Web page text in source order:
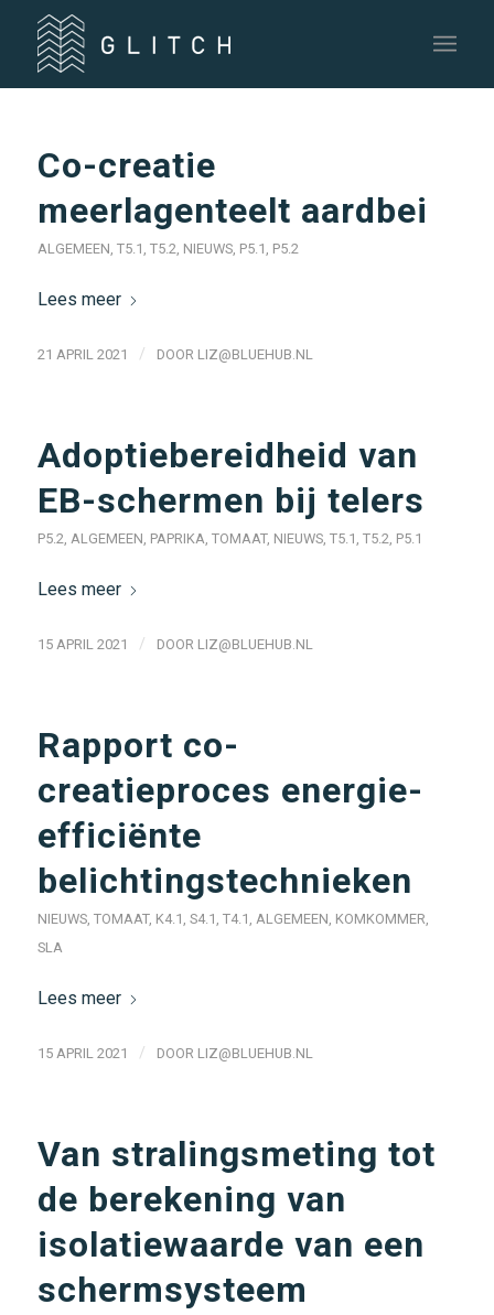
Co-creatie
meerlagenteelt aardbei
ALGEMEEN, T5.1 , T5.2, NIEUWS, P5.1 , P5.2
Lees meer
21 APRIL 2021 / DOOR LIZ@BLUEHUB.NL
Adoptiebereidheid van
EB-schermen bij telers
P5.2, ALGEMEEN, PAPRIKA, TOMAAT, NIEUWS, T5.1 , T5.2, P5.1
Lees meer
15 APRIL 2021 / DOOR LIZ@BLUEHUB.NL
Rapport co-
creatieproces energie-
efficiënte
belichtingstechnieken
NIEUWS, TOMAAT, K4.1 , S4.1 , T4.1 , ALGEMEEN, KOMKOMMER,
SLA
Lees meer
15 APRIL 2021 / DOOR LIZ@BLUEHUB.NL
Van stralingsmeting tot
de berekening van
isolatiewaarde van een
schermsysteem